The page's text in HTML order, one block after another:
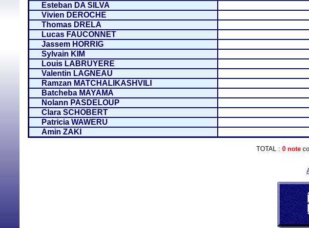
Esteban DA SILVA
Vivien DEROCHE
Thomas DRELA
Lucas FAUCONNET
Jassem HORRIG
Sylvain KIM
Louis LABRUYERE
Valentin LAGNEAU
Ramzan MATCHALIKASHVILI
Batcheba MAYAMA
Nolann PASDELOUP
Clara SCHOBERT
Patricia WAWERU
Amin ZAKI
TOTAL : 0 note